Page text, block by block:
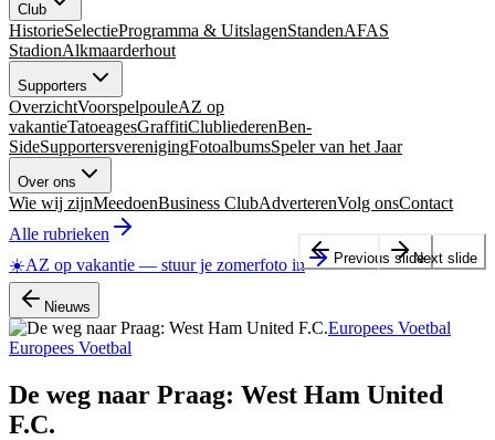
Club
HistorieSelectieProgramma & UitslagenStandenAFAS
StadionAlkmaarderhout
Supporters
OverzichtVoorspelpouleAZ op
vakantieTatoeagesGraffitiClubliederenBen-
SideSupportersverenigingFotoalbumsSpeler van het Jaar
Over ons
Wie wij zijnMeedoenBusiness ClubAdverterenVolg onsContact
Alle rubrieken
☀️AZ op vakantie — stuur je zomerfoto in
Nieuws
Europees Voetbal
Europees Voetbal
De weg naar Praag: West Ham United
F.C.
Previous slideNext slide